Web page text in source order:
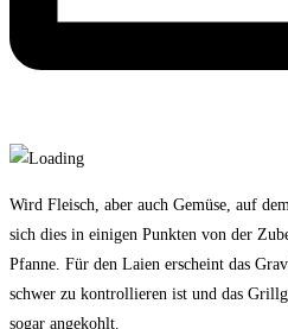
Wird Fleisch, aber auch Gemüse, auf
sich dies in einigen Punkten von der
Pfanne. Für den Laien erscheint das
schwer zu kontrollieren ist und das
sogar angekohlt.